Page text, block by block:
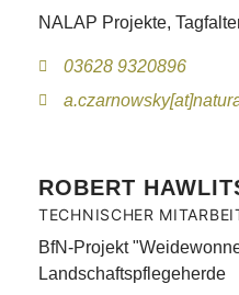
NALAP Projekte,
03628 9320896
ROBERT
TECHNISCHER
BfN-Projekt
Landschaftspflegeherde